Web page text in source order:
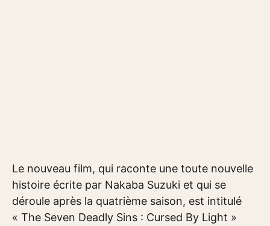
Le nouveau film, qui raconte une toute nouvelle
histoire écrite par Nakaba Suzuki et qui se
déroule après la quatrième saison, est intitulé
« The Seven Deadly Sins : Cursed By Light »